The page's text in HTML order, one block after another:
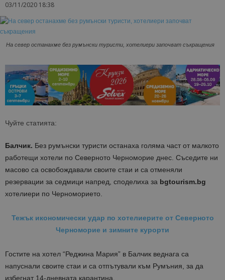
03/11/2020 18:38
На север останахме без румънски туристи, хотелиери започват съкращения
Чуйте статията:
Балчик. Без румънски туристи останаха голяма част от малкото
работещи хотели по Северното Черноморие днес. Съседите ни
масово са освобождавали своите стаи и са отменяли
резервации за седмици напред, споделиха за bgtourism.bg
хотелиери по Черноморието.
Тежък икономически удар по хотелиерите от Северното
Черноморие и зимните курорти
Гостите на хотел “Реджина Мария” в Балчик веднага са
напуснали своите стаи и са отпътували към Румъния, за да
избегнат 14-дневната карантина.